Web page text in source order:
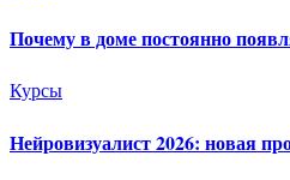
Почему в доме постоянно
Курсы
Нейровизуалист 2026: новая